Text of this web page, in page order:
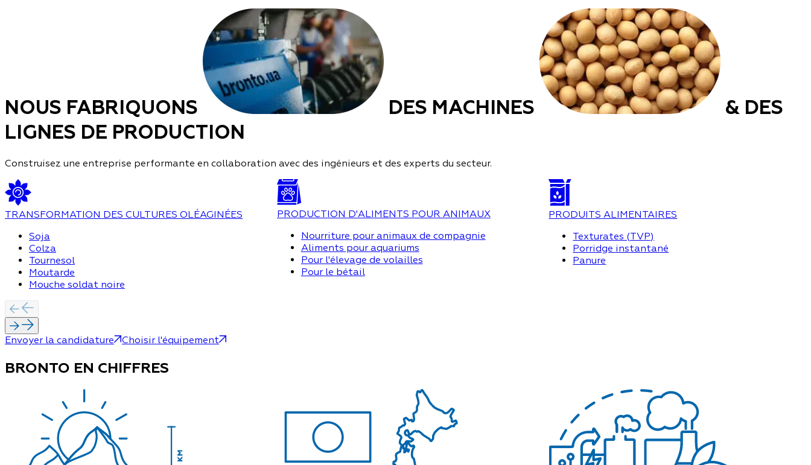
NOUS FABRIQUONS DES MACHINES
& DES
LIGNES DE PRODUCTION
Construisez une entreprise performante en collaboration avec des ingénieurs et des experts du secteur.
TRANSFORMATION DES CULTURES OLÉAGINÉES
Soja
Colza
Tournesol
Moutarde
Mouche soldat noire
PRODUCTION D'ALIMENTS POUR ANIMAUX
Nourriture pour animaux de compagnie
Aliments pour aquariums
Pour l'élevage de volailles
Pour le bétail
PRODUITS ALIMENTAIRES
Texturates (TVP)
Porridge instantané
Panure
Envoyer la candidature Choisir l'équipement
BRONTO EN CHIFFRES